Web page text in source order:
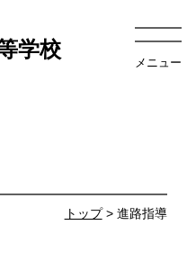
学校
メニュー
トップ> 進路指導